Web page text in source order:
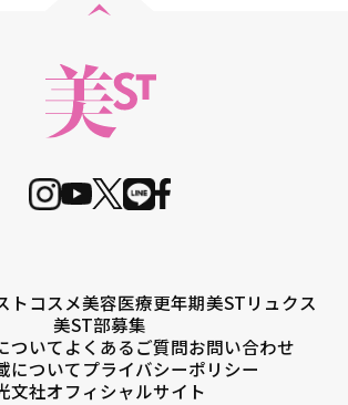
トコスメ美容医療更年期美STリュクス
美ST部募集
ついてよくあるご質問お問い合わせ
についてプライバシーポリシー
文社オフィシャルサイト